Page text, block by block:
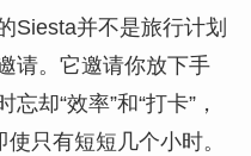
Siesta并不是旅行计划
请。它邀请你放下手
却“效率”和“打卡”，
只有短短几个小时。